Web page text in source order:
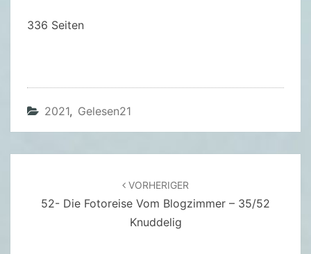
A
S
C
H
336 Seiten
2021, Gelesen21
VORHERIGER
52- Die Fotoreise Vom Blogzimmer – 35/52
Knuddelig